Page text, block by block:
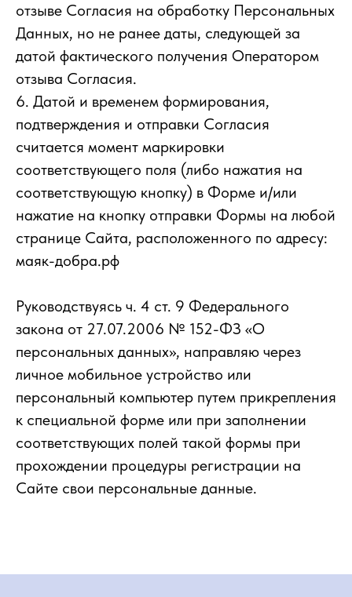
отзыве Согласия на обработку Персональных
Данных, но не ранее даты, следующей за
датой фактического получения Оператором
отзыва Согласия.
6. Датой и временем формирования,
подтверждения и отправки Согласия
считается момент маркировки
соответствующего поля (либо нажатия на
соответствующую кнопку) в Форме и/или
нажатие на кнопку отправки Формы на любой
странице Сайта, расположенного по адресу:
маяк-добра.рф
Руководствуясь ч. 4 ст. 9 Федерального
закона от 27.07.2006 № 152-ФЗ «О
персональных данных», направляю через
личное мобильное устройство или
персональный компьютер путем прикрепления
к специальной форме или при заполнении
соответствующих полей такой формы при
прохождении процедуры регистрации на
Сайте свои персональные данные.